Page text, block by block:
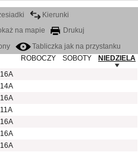
Kierunki
na mapie
Drukuj
Tabliczka jak na przystanku
ROBOCZY
SOBOTY
NIEDZIELA
16A
14A
16A
11A
16A
16A
16A